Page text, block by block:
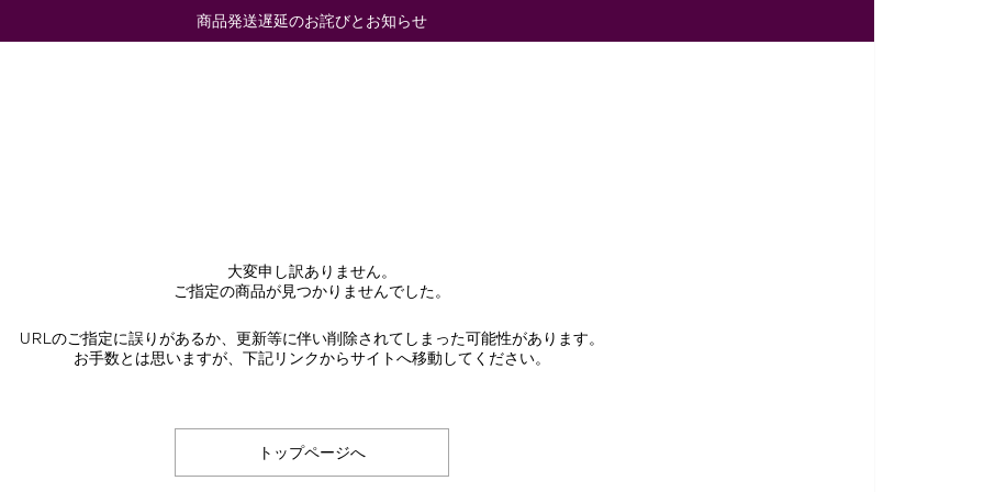
商品発送遅延のお詫びとお知らせ
大変申し訳ありません。
ご指定の商品が見つかりませんでした。
URLのご指定に誤りがあるか、更新等に伴い削除されてしまった可能性があります。
お手数とは思いますが、下記リンクからサイトへ移動してください。
トップページへ